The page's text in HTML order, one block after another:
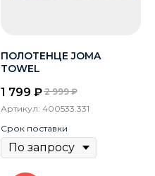
ПОЛОТЕНЦЕ JOMA
TOWEL
1 799 ₽ 2 999 ₽
Артикул: 400533.331
Срок поставки